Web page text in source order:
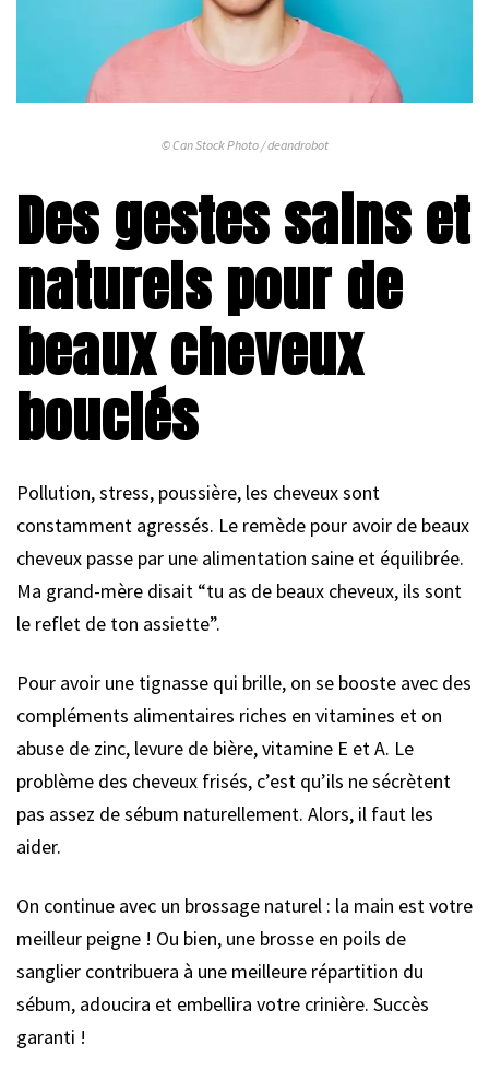
© Can Stock Photo / deandrobot
Des gestes sains et
naturels pour de
beaux cheveux
bouclés
Pollution, stress, poussière, les cheveux sont
constamment agressés. Le remède pour avoir de beaux
cheveux passe par une alimentation saine et équilibrée.
Ma grand-mère disait “tu as de beaux cheveux, ils sont
le reflet de ton assiette”.
Pour avoir une tignasse qui brille, on se booste avec des
compléments alimentaires riches en vitamines et on
abuse de zinc, levure de bière, vitamine E et A. Le
problème des cheveux frisés, c’est qu’ils ne sécrètent
pas assez de sébum naturellement. Alors, il faut les
aider.
On continue avec un brossage naturel : la main est votre
meilleur peigne ! Ou bien, une brosse en poils de
sanglier contribuera à une meilleure répartition du
sébum, adoucira et embellira votre crinière. Succès
garanti !